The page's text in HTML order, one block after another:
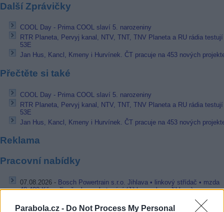
Parabola.cz - Do Not Process My Personal
Další Zprávičky
COOL Day - Prima COOL slaví 5. narozeniny
RTR Planeta, Pervyj kanal, NTV, TNT, TNV Planeta a RU rádia
53E
Jan Hus, Kancl, Kmeny i Hurvínek. ČT pracuje na 453 nových
Přečtěte si také
COOL Day - Prima COOL slaví 5. narozeniny
RTR Planeta, Pervyj kanal, NTV, TNT, TNV Planeta a RU rádia
53E
Jan Hus, Kancl, Kmeny i Hurvínek. ČT pracuje na 453 nových
Reklama
Pracovní nabídky
07.08.2026 - Bosch Powertrain s.r.o. Jihlava • linkový střídač • mzda
48.400 Kč • příspěvek na ubytování (Jihlava, okres Jihlava)
Bosch Powertrain s.r.o. Jihlava • obsluha CNC strojů •
48.400 Kč • náborový bonus 50.000 Kč • příspěvek na ubytování